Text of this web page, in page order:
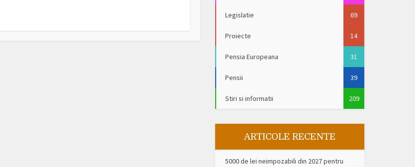
Legislatie 69
Proiecte 14
Pensia Europeana 31
Pensii 39
Stiri si informatii 209
ARTICOLE RECENTE
5000 de lei neimpozabili din 2027 pentru